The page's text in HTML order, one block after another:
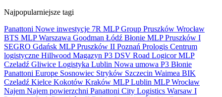
Najpopularniejsze tagi
Panattoni Nowe inwestycje 7R MLP Group Pruszków Wrocław
BTS MLPWarszawa Goodman Łódź Błonie MLP Pruszków I
SEGRO Gdańsk MLP Pruszków II Poznań Prologis Centrum
logistyczne Hillwood Magazyn P3 DSV Road LogicorMLP
Czeladź Gliwice Logistyka Lublin Nowa umowa P3 Błonie
Panattoni Europe Sosnowiec Stryków Szczecin Waimea BIK
Czeladź Kielce Kokotów Kraków MLP Lublin MLP Wrocław
Najem Najem powierzchni Panattoni City Logistics Warsaw I